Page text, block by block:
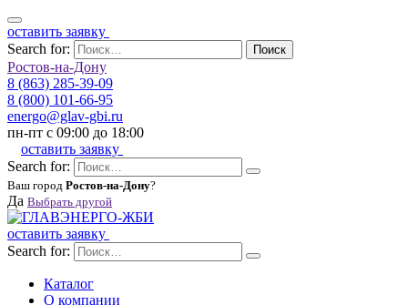
оставить заявку
Search for:
Поиск
Ростов-на-Дону
8 (863) 285-39-09
8 (800) 101-66-95
energo@glav-gbi.ru
пн-пт с 09:00 до 18:00
оставить заявку
Search for:
Ваш город Ростов-на-Дону?
Да Выбрать другой
оставить заявку
Search for:
Каталог
О компании